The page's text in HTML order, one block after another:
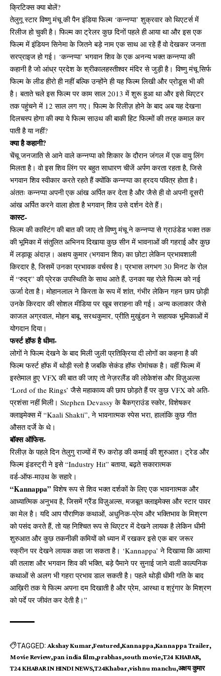
क्रिटिक्स क्या बोलें?
तेलुगू स्टार विष्णु मंचू की पैन इंडिया फिल्म ‘कन्नप्पा’ शुक्रवार को थिएटर्स में
रिलीज हो चुकी है। फिल्म का ट्रेलर कुछ दिनों पहले ही आया था और इस एक
फिल्म में इंडियन सिनेमा के जितने बड़े नाम एक साथ आ रहे हैं वो देखकर जनता
सरप्राइज हो गई। ‘कन्नप्पा’ भगवान शिव के एक अनन्य भक्त कन्नप्पा की
कहानी है जो आंध्र प्रदेश के श्रीकालहस्तीश्वर मंदिर से जुड़ी है। विष्णु मंचू सिर्फ
फिल्म के लीड हीरो ही नहीं बल्कि उन्होंने ही यह फिल्म लिखी और प्रोडूस भी की
है। बताते चले इस फिल्म पर काम साल 2013 में शुरू हुआ था और इसे थिएटर
तक पहुंचने में 12 साल लग गए। फिल्म के रिलीज़ होने के बाद अब यह देखना
दिलचस्प होगा की क्या ये फिल्म साउथ की बाकी हिट फिल्मों की तरह कमाल कर
पाती है या नहीं?
क्या है कहानी?
चेंचू जनजाति से आने वाले कन्नप्पा को शिकार के दौरान जंगल में एक वायु लिंग
मिलता है। वो इस शिव लिंग पर बहुत साधारण चीजें अर्पण करता रहता है, जिसे
भगवान शिव स्वीकार करते रहते हैं क्योंकि कन्नप्पा का ह्रदय पवित्र होता है।
अंततः कन्नप्पा अपनी एक आंख अर्पित कर देता है और जैसे ही वो अपनी दूसरी
आंख अर्पित करने वाला होता है भगवान् शिव उसे दर्शन देते हैं।
कास्ट-
फिल्म की कास्टिंग की बात की जाए तो विष्णु मंचू ने कन्नप्पा से ग्राउंडेड भक्त तक
की भूमिका में संतुलित अभिनय दिखाया कुछ सीन में भावनाओं की गहराई और कुछ
में लड़ाकू अंदाज़। अक्षय कुमार (भगवान शिव) का छोटा लेकिन प्रभावशाली
किरदार है, जिसमें उनका प्रभावक वर्चस्व है। प्रभास लगभग 30 मिनट के रोल
में “रुद्र” की प्रेरक उपस्थिति के साथ आते हैं, उनका यह रोले फिल्म को नई
ऊर्जा देता है। मोहानलाल ने किरता के रूप में शांत, गंभीर लेकिन गहन छाप छोड़ी
उनके किरदार की सोशल मीडिया पर खूब सराहना की गई। अन्य कलाकार जैसे
काजल अग्रवाल, मोहन बाबू, सरथकुमार, प्रीति मुखुंडन ने सहायक भूमिकाओं में
योगदान दिया।
फर्स्ट हॉफ है धीमा-
लोगों ने फिल्म देखने के बाद मिली जुली प्रतिक्रिया दी लोगों का कहना है की
फिल्म फर्स्ट हॉफ में थोड़ी स्लो है जबकि सेकंड हॉफ रोमांचक है। वहीं फिल्म में
इस्तेमाल हुए VFX की बात की जाए तो नेज़रलैंड की लोकेशंस और विज़ुअल्स
‘Lord of the Rings’ जैसे महाकाव्य की छाप छोड़ते हैं पर कुछ VFX को अति-
प्रशंसा नहीं मिली। Stephen Devassy के बैकग्राउंड स्कोर, विशेषकर
क्लाइमेक्स में “Kaali Shakti”, ने भावनात्मक स्पेस भरा, हालांकि कुछ गीत
औसत दर्जे के थे।
बॉक्स ऑफिस-
रिलीज़ के पहले दिन तेलुगु राज्यों में ₹9 करोड़ की कमाई की शुरुआत। ट्रेड और
फिल्म इंडस्ट्री ने इसे “Industry Hit” बताया, बढ़ते सकारात्मक
वर्ड‑ऑफ‑माउथ के सहारे।
“Kannappa” विशेष रूप से शिव भक्त दर्शकों के लिए एक भावनात्मक और
आध्यात्मिक अनुभव है, जिसमें ग्रैंड विज़ुअल्स, मजबूत क्लाइमेक्स और स्टार पावर
का मेल है। यदि आप पौराणिक कथाओं, अधुनिक-प्रेम और भक्तिभाव के मिश्रण
को पसंद करते हैं, तो यह निश्चित रूप से थिएटर में देखने लायक है लेकिन धीमी
शुरुआत और कुछ तकनीकी कमियों को ध्यान में रखकर इसे एक बार जरूर
स्क्रीन पर देखने लायक कहा जा सकता है। ‘Kannappa’ ने दिखाया कि आत्मा
की तलाश और भगवान शिव की भक्ति, बड़े पैमाने पर सुनाई जाने वाली काल्पनिक
कथाओं से अलग भी गहरा प्रभाव डाल सकती है। पहले थोड़ी धीमी गति के बाद
आख़िरी तक ये फिल्म अपना दम दिखाती है और प्रेम, आस्था व श्रृंगार के मिश्रण
को पर्दे पर जीवंत कर देती है।”
TAGGED: Akshay Kumar Featured Kannappa Kannappa Trailer
Movie Review pan india film prabhas south movie T24 KHABAR
T24 KHABAR IN HINDI NEWS T24Khabar vishnu manchu अक्षय कुमार